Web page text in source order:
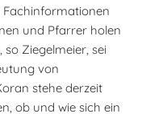
und Pfarrer holen
Ziegelmeier, sei
von
stehe derzeit
ob und wie sich ein